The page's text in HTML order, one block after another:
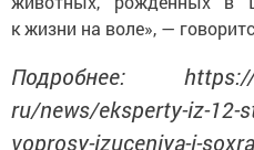
к жизни на воле», —
Подробнее:
ru/news/eksperty-iz-12-
voprosy-izuceniya-i-